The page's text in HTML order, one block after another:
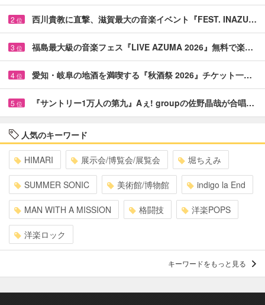
2 位 西川貴教に直撃、滋賀最大の音楽イベント『FEST. INAZU…
3 位 福島最大級の音楽フェス『LIVE AZUMA 2026』無料で楽…
4 位 愛知・岐阜の地酒を満喫する『秋酒祭 2026』チケット一…
5 位 『サントリー1万人の第九』Aぇ! groupの佐野晶哉が合唱…
人気のキーワード
HIMARI 展示会/博覧会/展覧会 堀ちえみ
SUMMER SONIC 美術館/博物館 indigo la End
MAN WITH A MISSION 格闘技 洋楽POPS
洋楽ロック
キーワードをもっと見る